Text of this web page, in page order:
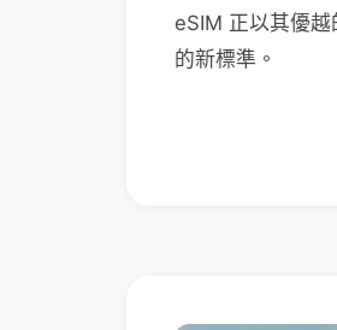
eSIM 正以其優
的新標準。